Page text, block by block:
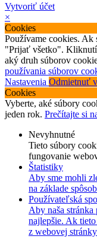
Vytvoriť účet
×
Cookies
Používame cookies.
"Prijať všetko".
aký druh súborov
používania súborov
Nastavenia Odmietnuť
Cookies
Vyberte, aké súbory
jeden rok. Prečítajte si
Nevyhnutné
Tieto súbory
fungovanie
Štatistiky
Aby sme mohli
na základe
Používateľská
Aby naša stránka
najlepšie. Ak
z webovej